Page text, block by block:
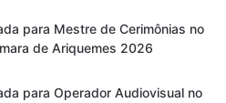
para Mestre de Cerimônias no
de Ariquemes 2026
para Operador Audiovisual no